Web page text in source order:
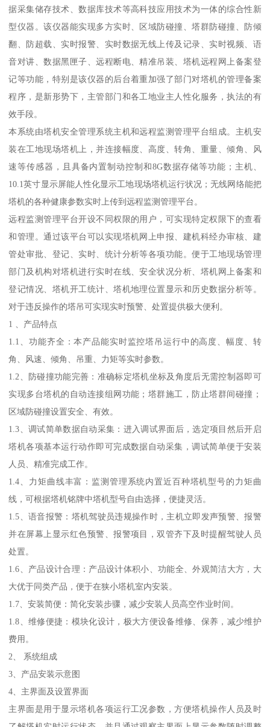
据采集储存技术、数据库技术等高科技应用技术为一体的综合性新
型仪器。该仪器能实现多方实时、区域防碰撞、塔群防碰撞、防倾
翻、防超载、实时报警、实时数据无线上传及记录、实时视频、语
音对讲、数据黑匣子、远程断电、精准吊装、塔机远程网上备案登
记等功能，特别是该仪器的后台着重加强了部门对塔机的管理备案
程序，是新形势下，主管部门和各工地业主人性化服务，执法的有
效手段。
本系统由塔机安全管理系统主机和远程监测管理平台组成。主机安
装在工地现场塔机上，并连接幅度、高度、转角、重量、倾角、风
速等传感器，且具备内置制动控制和8G数据存储等功能；主机、
10.1英寸显示屏能人性化显示工地现场塔机运行状况；无线网络能把
塔机的各种健康参数实时上传到远程监测管理平台。
远程监测管理平台开设不同权限的用户，可实现特定权限下的查看
和管理。通过该平台可以实现塔机网上申报、建机科经办审核、建
管处审批、登记、实时、统计分析等各项功能。便于工地现场管理
部门及机构对塔机进行实时在线、安全状况分析、塔机网上备案和
登记情况、塔机开工统计、塔机地理位置显示和历史数据分析等。
对于违反操作的塔吊可实现实时预警、处置提供极大便利。
1 、产品特点
1.1、功能齐全：本产品能实时监控塔吊运行中的高度、幅度、转
角、风速、倾角、吊重、力矩等实时参数。
1.2、防碰撞功能完善：准确标定塔机坐标及角度后无需控制器即可
实现多台塔机的自动连接组网功能；塔群施工，防止塔群间碰撞；
区域防碰撞设置安全、有效。
1.3、调试简单数据自动采集：进入调试界面后，选定项目然后开启
塔机各项基本运行动作即可完成数据自动采集，调试简单便于安装
人员、精准完成工作。
1.4、力矩曲线丰富：监测管理系统内置近百种塔机型号的力矩曲
线，可根据塔机铭牌中塔机型号自由选择，便捷灵活。
1.5、语音报警：塔机驾驶员违规操作时，主机立即发声预警、报警
并在屏幕上显示红色预警、报警项目，双管齐下及时提醒驾驶人员
处置。
1.6、产品设计合理：产品设计体积小、功能全、外观简洁大方，大
大优于同类产品，便于在狭小塔机室内安装。
1.7、安装简便：简化安装步骤，减少安装人员高空作业时间。
1.8、维修便捷：模块化设计，极大方便设备维修、保养，减少维护
费用。
2、 系统组成
3、产品安装示意图
4、主界面及设置界面
主界面是用于显示塔机各项运行工况参数，方便塔机操作人员及时